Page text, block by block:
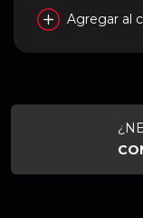
Agregar al